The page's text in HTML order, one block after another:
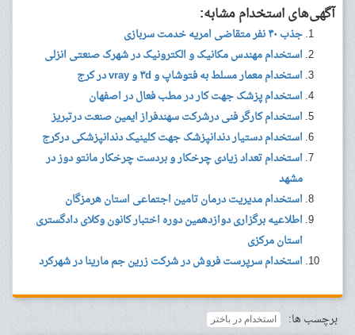
آگهی‌های استخدام مشابه:
جذب ۴۰ نفر متقاضی امریه خدمت سربازی
استخدام مهندس مکانیک و الکترونیک در شهرک صنعتی انزلی
استخدام معمار مسلط به فتوشاپ و ۳d و vray در کرج
استخدام پزشک جهت کار در مطب فعال در اصفهان
استخدام کارگر فنی درشرکت سهندفراز ایمین صنعت درتبریز
استخدام دستیار دندانپزشک جهت کلینیک دندانپزشکی درکرج
استخدام تعداد زیادی چرخکار و بردست چرخکار مانتو دوز در
مشهد
استخدام مدیریت درمان تامین اجتماعی استان هرمزگان
اطلاعیه برگزاری دوازدهمین دوره اختبار کانون وکلای دادگستری
استان مرکزی
استخدام سرپرست فروش در شرکت زرین جم مارینا در شهرکرد
برچسب ها: استخدام در باختر